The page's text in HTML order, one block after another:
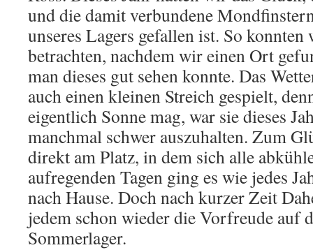
und die damit verbundene
unseres Lagers gefallen ist. So konnten
betrachten, nachdem wir einen Ort
man dieses gut sehen konnte. Das
auch einen kleinen Streich gespielt,
eigentlich Sonne mag, war sie dieses
manchmal schwer auszuhalten. Zum
direkt am Platz, in dem sich alle
aufregenden Tagen ging es wie jedes
nach Hause. Doch nach kurzer Zeit
jedem schon wieder die Vorfreude auf
Sommerlager.